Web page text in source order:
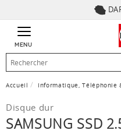
MENU
Accueil Informatique, Téléphonie
Disque dur
SAMSUNG SSD